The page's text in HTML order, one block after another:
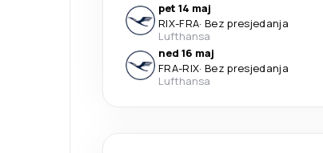
pet 14 maj
RIX-FRA· Bez presjedanja
Lufthansa
ned 16 maj
FRA-RIX· Bez presjedanja
Lufthansa